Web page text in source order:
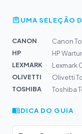
UMA SELEÇÃO
CANON
Canon
HP
HP
LEXMARK
OLIVETTI
Olivetti
TOSHIBA
Toshiba
DICA DO GUIA